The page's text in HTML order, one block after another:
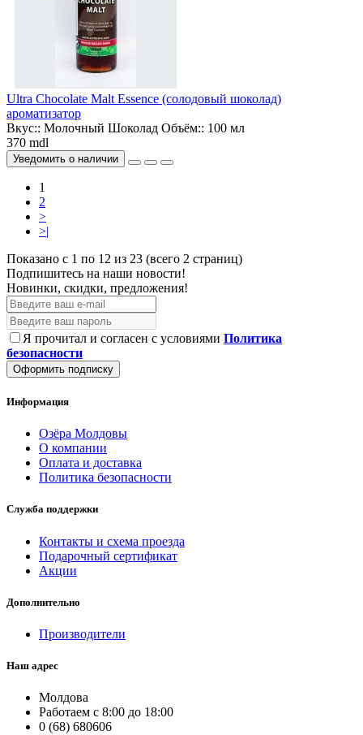
Ultra Chocolate Malt Essence (солодовый шоколад)
ароматизатор
Вкус:: Молочный Шоколад Объём:: 100 мл
370 mdl
Уведомить о наличии
1
2
>
>|
Показано с 1 по 12 из 23 (всего 2 страниц)
Подпишитесь на наши новости!
Новинки, скидки, предложения!
Я прочитал и согласен с условиями Политика
безопасности
Оформить подписку
Информация
Озёра Молдовы
О компании
Оплата и доставка
Политика безопасности
Служба поддержки
Контакты и схема проезда
Подарочный сертификат
Акции
Дополнительно
Производители
Наш адрес
Молдова
Работаем с 8:00 до 18:00
0 (68) 680606